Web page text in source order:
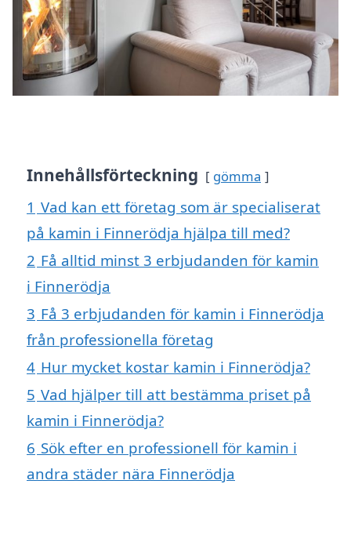
Innehållsförteckning gömma
1 Vad kan ett företag som är specialiserat
på kamin i Finnerödja hjälpa till med?
2 Få alltid minst 3 erbjudanden för kamin
i Finnerödja
3 Få 3 erbjudanden för kamin i Finnerödja
från professionella företag
4 Hur mycket kostar kamin i Finnerödja?
5 Vad hjälper till att bestämma priset på
kamin i Finnerödja?
6 Sök efter en professionell för kamin i
andra städer nära Finnerödja